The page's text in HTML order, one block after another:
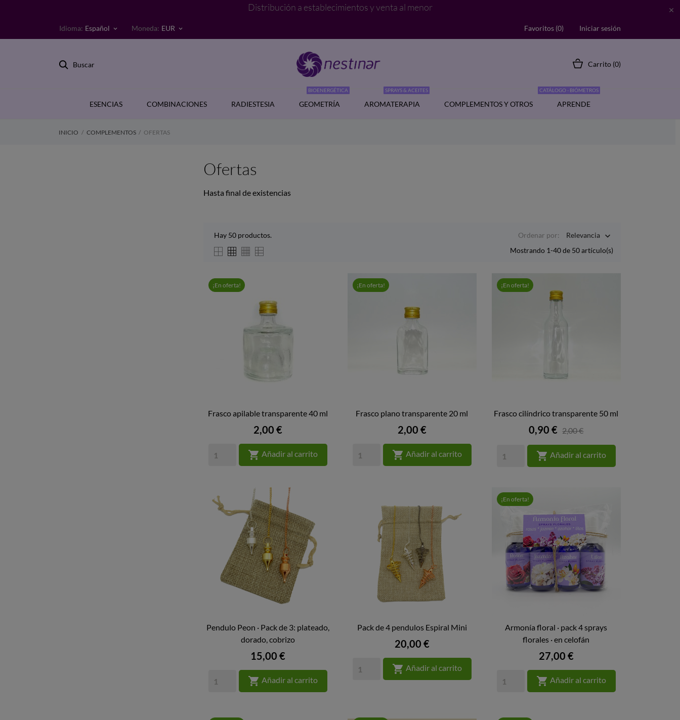
Distribución a establecimientos y venta al menor 
Idioma: Español keyboard_arrow_down Moneda: EUR keyboard_arrow_down Favoritos (0) Iniciar sesión
Buscar Carrito (0)
ESENCIAS COMBINACIONES RADIESTESIA GEOMETRÍA
BIOENERGÉTICA
AROMATERAPIA
SPRAYS & ACEITES
COMPLEMENTOS Y OTROS APRENDE
CATÁLOGO - BIÓMETROS
INICIO COMPLEMENTOS OFERTAS
Ofertas
Hasta final de existencias
Hay 50 productos. Ordenar por: Relevancia 
Mostrando 1-40 de 50 artículo(s)
VISTA RÁPIDA
Frasco apilable transparente 40 ml
Precio
2,00 €
 Añadir al carrito
¡En oferta!
VISTA RÁPIDA
Frasco plano transparente 20 ml
Precio
2,00 €
 Añadir al carrito
¡En oferta!
 VISTA RÁPIDA
Frasco cilíndrico transparente 50 ml
Precio
0,90 € 2,00 €
 Añadir al carrito
¡En oferta!
VISTA RÁPIDA
Pendulo Peon · Pack de 3: plateado,
dorado, cobrizo
Precio
15,00 €
 Añadir al carrito
VISTA RÁPIDA
Pack de 4 pendulos Espiral Mini
Precio
20,00 €
 Añadir al carrito
VISTA RÁPIDA
Armonía floral · pack 4 sprays
florales · en celofán
Precio
27,00 €
 Añadir al carrito
¡En oferta!